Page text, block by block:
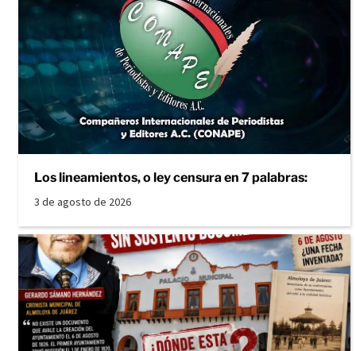
Los lineamientos, o ley censura en 7 palabras:
3 de agosto de 2026